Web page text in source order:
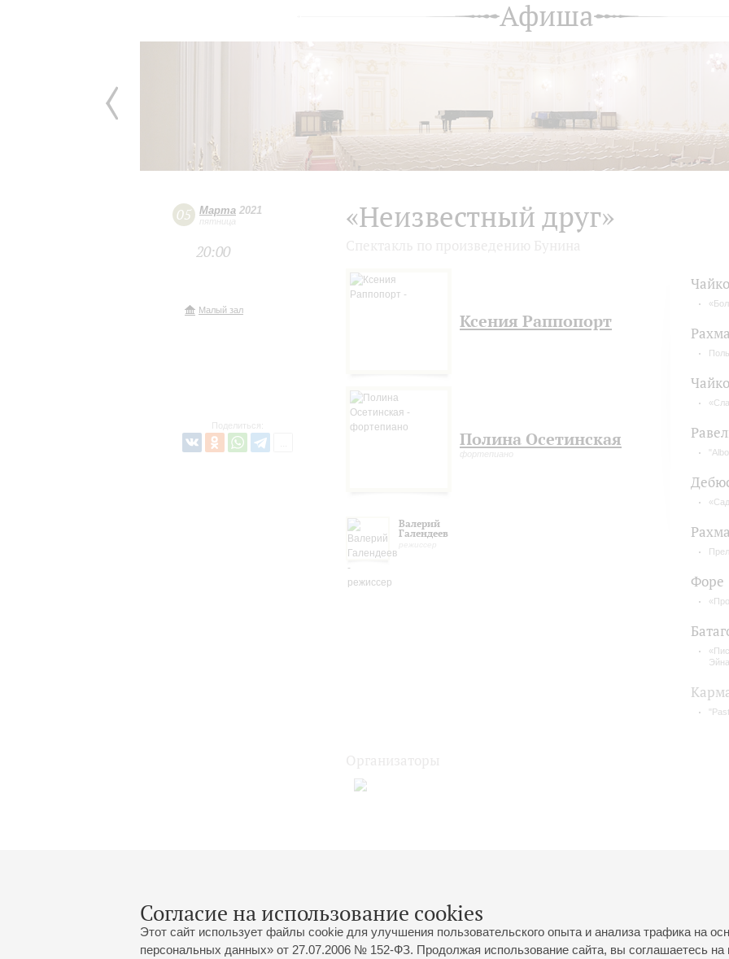
Согласие на использование cookies
Этот сайт использует файлы cookie для улучшения пользовательского опыта и анализа трафика на
персональных данных» от 27.07.2006 № 152-ФЗ. Продолжая использование сайта, вы соглашаетесь
Афиша
05 Марта 2021
пятница
20:00
Малый зал
Поделиться:
«Неизвестный друг»
Ксения Раппопорт
Полина Осетинская
фортепиано
Валерий
Галендеев
Форе